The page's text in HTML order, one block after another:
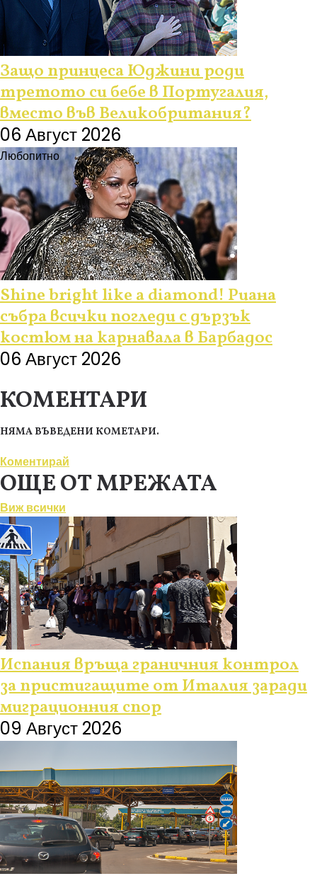
Защо принцеса Юджини роди
третото си бебе в Португалия,
вместо във Великобритания?
06 Август 2026
Любопитно
Shine bright like a diamond! Риана
събра всички погледи с дързък
костюм на карнавала в Барбадос
06 Август 2026
КОМЕНТАРИ
НЯМА ВЪВЕДЕНИ КОМЕТАРИ.
Коментирай
ОЩЕ ОТ МРЕЖАТА
Виж всички
Испания връща граничния контрол
за пристигащите от Италия заради
миграционния спор
09 Август 2026